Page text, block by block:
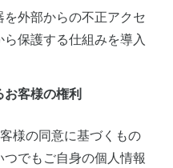
を外部からの不正アクセ
保護する仕組みを導入
お客様の権利
様の同意に基づくもの
でもご自身の個人情報